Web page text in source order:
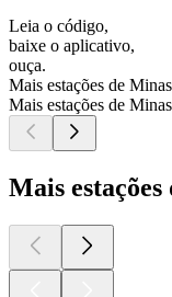
Leia o código,
baixe o aplicativo,
ouça.
Mais estações de
Mais estações de
Mais